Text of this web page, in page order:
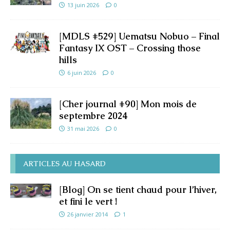
13 juin 2026 0
[MDLS #529] Uematsu Nobuo – Final
Fantasy IX OST – Crossing those
hills
6 juin 2026 0
[Cher journal #90] Mon mois de
septembre 2024
31 mai 2026 0
ARTICLES AU HASARD
[Blog] On se tient chaud pour l’hiver,
et fini le vert !
26 janvier 2014 1